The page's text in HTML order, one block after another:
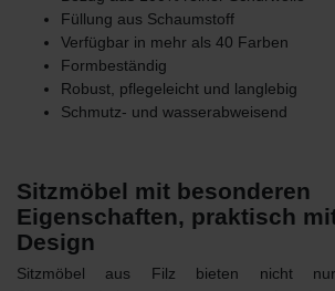
Füllung aus Schaumstoff
Verfügbar in mehr als 40 Farben
Formbeständig
Robust, pflegeleicht und langlebig
Schmutz- und wasserabweisend
Sitzmöbel mit besonderen
Eigenschaften, praktisch
Design
Sitzmöbel aus Filz bieten nicht